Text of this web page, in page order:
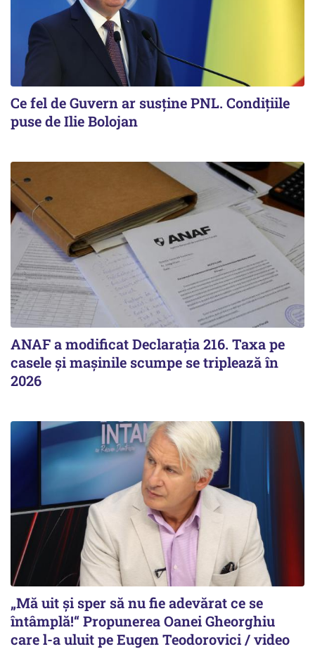
Ce fel de Guvern ar susține PNL. Condițiile
puse de Ilie Bolojan
ANAF a modificat Declarația 216. Taxa pe
casele și mașinile scumpe se triplează în
2026
„Mă uit și sper să nu fie adevărat ce se
întâmplă!“ Propunerea Oanei Gheorghiu
care l-a uluit pe Eugen Teodorovici / video